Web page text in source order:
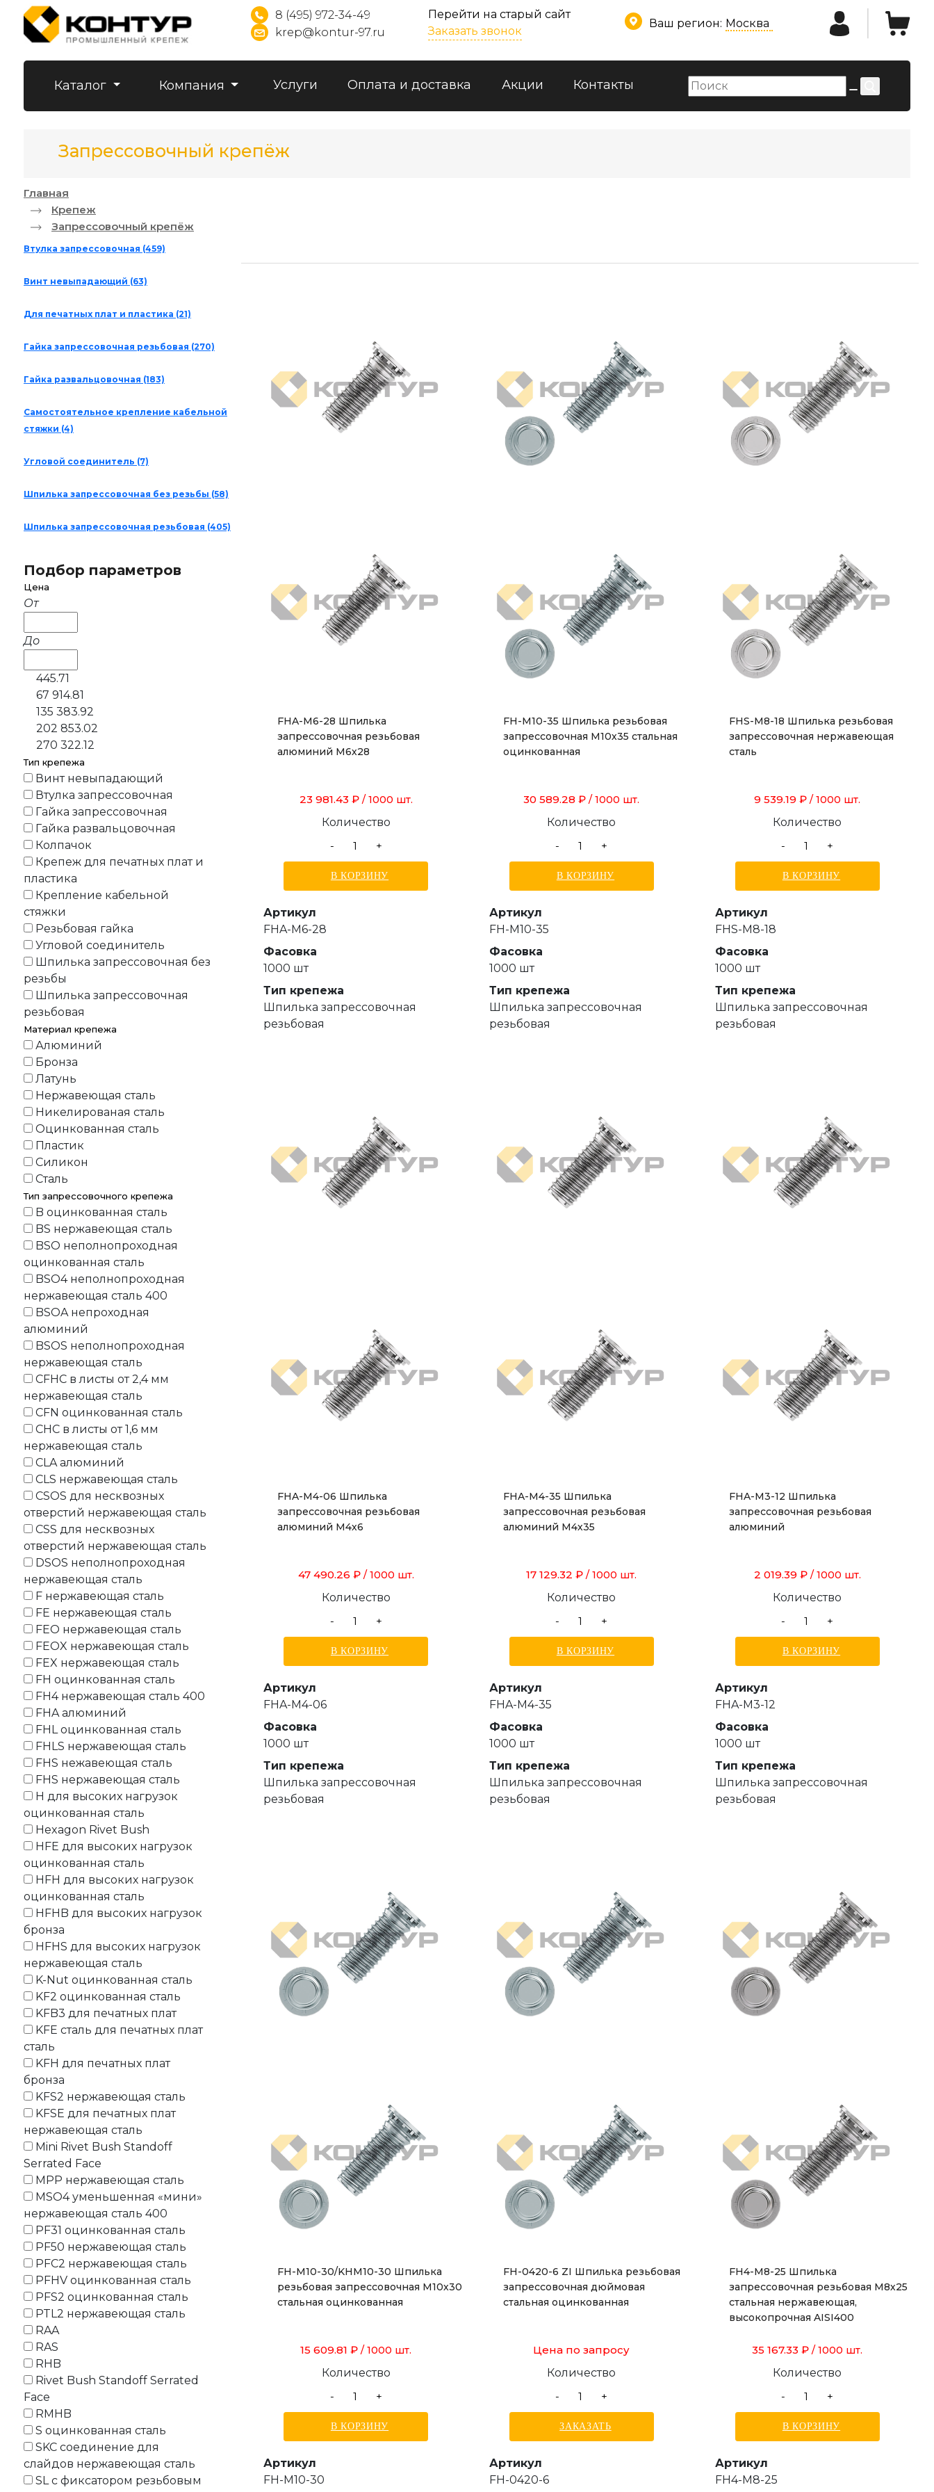
8 (495) 972-34-49
krep@kontur-97.ru
Перейти на старый сайт
Заказать звонок
Ваш регион: Москва
Каталог Компания Услуги Оплата и доставка Акции Контакты
Запрессовочный крепёж
Главная
Крепеж
Запрессовочный крепёж
Втулка запрессовочная (459)
Винт невыпадающий (63)
Для печатных плат и пластика (21)
Гайка запрессовочная резьбовая (270)
Гайка развальцовочная (183)
Самостоятельное крепление кабельной
стяжки (4)
Угловой соединитель (7)
Шпилька запрессовочная без резьбы (58)
Шпилька запрессовочная резьбовая (405)
Подбор параметров
Цена
От
До
445.71
67 914.81
135 383.92
202 853.02
270 322.12
Тип крепежа
Винт невыпадающий
Втулка запрессовочная
Гайка запрессовочная
Гайка развальцовочная
Колпачок
Крепеж для печатных плат и
пластика
Крепление кабельной
стяжки
Резьбовая гайка
Угловой соединитель
Шпилька запрессовочная без
резьбы
Шпилька запрессовочная
резьбовая
Материал крепежа
Алюминий
Бронза
Латунь
Нержавеющая сталь
Никелированая сталь
Оцинкованная сталь
Пластик
Силикон
Сталь
Тип запрессовочного крепежа
B оцинкованная сталь
BS нержавеющая сталь
BSO неполнопроходная
оцинкованная сталь
BSO4 неполнопроходная
нержавеющая сталь 400
BSOA непроходная
алюминий
BSOS неполнопроходная
нержавеющая сталь
CFHC в листы от 2,4 мм
нержавеющая сталь
CFN оцинкованная сталь
CHC в листы от 1,6 мм
нержавеющая сталь
CLA алюминий
CLS нержавеющая сталь
CSOS для несквозных
отверстий нержавеющая сталь
CSS для несквозных
отверстий нержавеющая сталь
DSOS неполнопроходная
нержавеющая сталь
F нержавеющая сталь
FE нержавеющая сталь
FEO нержавеющая сталь
FEOX нержавеющая сталь
FEX нержавеющая сталь
FH оцинкованная сталь
FH4 нержавеющая сталь 400
FHA алюминий
FHL оцинкованная сталь
FHLS нержавеющая сталь
FHS нежавеющая сталь
FHS нержавеющая сталь
H для высоких нагрузок
оцинкованная сталь
Hexagon Rivet Bush
HFE для высоких нагрузок
оцинкованная сталь
HFH для высоких нагрузок
оцинкованная сталь
HFHB для высоких нагрузок
бронза
HFHS для высоких нагрузок
нержавеющая сталь
K-Nut оцинкованная сталь
KF2 оцинкованная сталь
KFB3 для печатных плат
KFE сталь для печатных плат
сталь
KFH для печатных плат
бронза
KFS2 нержавеющая сталь
KFSE для печатных плат
нержавеющая сталь
Mini Rivet Bush Standoff
Serrated Face
MPP нержавеющая сталь
MSO4 уменьшенная «мини»
нержавеющая сталь 400
PF31 оцинкованная сталь
PF50 нержавеющая сталь
PFC2 нержавеющая сталь
PFHV оцинкованная сталь
PFS2 оцинкованная сталь
PTL2 нержавеющая сталь
RAA
RAS
RHB
Rivet Bush Standoff Serrated
Face
RMHB
S оцинкованная сталь
SKC соединение для
слайдов нержавеющая сталь
SL с фиксатором резьбовым
FHA-M6-28 Шпилька
запрессовочная резьбовая
алюминий М6х28
23 981.43 ₽ / 1000 шт.
Количество
-
+
В КОРЗИНУ
Артикул
FHA-M6-28
Фасовка
1000 шт
Тип крепежа
Шпилька запрессовочная
резьбовая
FH-M10-35 Шпилька резьбовая
запрессовочная М10х35 стальная
оцинкованная
30 589.28 ₽/ 1000 шт.
Количество
-
+
В КОРЗИНУ
Артикул
FH-M10-35
Фасовка
1000 шт
Тип крепежа
Шпилька запрессовочная
резьбовая
FHS-M8-18 Шпилька резьбовая
запрессовочная нержавеющая
сталь
9 539.19 ₽/ 1000 шт.
Количество
-
+
В КОРЗИНУ
Артикул
FHS-M8-18
Фасовка
1000 шт
Тип крепежа
Шпилька запрессовочная
резьбовая
FHA-M4-06 Шпилька
запрессовочная резьбовая
алюминий М4х6
47 490.26 ₽ / 1000 шт.
Количество
-
+
В КОРЗИНУ
Артикул
FHA-M4-06
Фасовка
1000 шт
Тип крепежа
Шпилька запрессовочная
резьбовая
FHA-M4-35 Шпилька
запрессовочная резьбовая
алюминий М4х35
17 129.32 ₽/ 1000 шт.
Количество
-
+
В КОРЗИНУ
Артикул
FHA-M4-35
Фасовка
1000 шт
Тип крепежа
Шпилька запрессовочная
резьбовая
FHA-M3-12 Шпилька
запрессовочная резьбовая
алюминий
2 019.39 ₽ / 1000 шт.
Количество
-
+
В КОРЗИНУ
Артикул
FHA-M3-12
Фасовка
1000 шт
Тип крепежа
Шпилька запрессовочная
резьбовая
FH-M10-30/KHM10-30 Шпилька
резьбовая запрессовочная М10х30
стальная оцинкованная
15 609.81 ₽ / 1000 шт.
Количество
-
+
В КОРЗИНУ
Артикул
FH-M10-30
FH-0420-6 ZI Шпилька резьбовая
запрессовочная дюймовая
стальная оцинкованная
Цена по запросу
Количество
-
+
ЗАКАЗАТЬ
Артикул
FH-0420-6
FH4-M8-25 Шпилька
запрессовочная резьбовая М8х25
стальная нержавеющая,
высокопрочная AISI400
35 167.33 ₽/ 1000 шт.
Количество
-
+
В КОРЗИНУ
Артикул
FH4-M8-25